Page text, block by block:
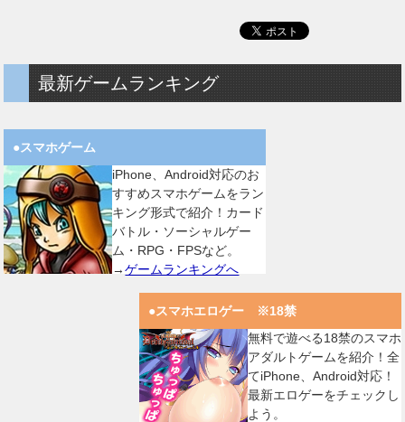
最新ゲームランキング
●スマホゲーム
iPhone、Android対応のお
すすめスマホゲームをラン
キング形式で紹介！カード
バトル・ソーシャルゲー
ム・RPG・FPSなど。
→ゲームランキングへ
●スマホエロゲー ※18禁
無料で遊べる18禁のスマホ
アダルトゲームを紹介！全
てiPhone、Android対応！
最新エロゲーをチェックし
よう。